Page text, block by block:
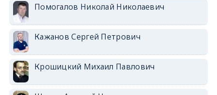
Помогалов Николай Николаевич
Кажанов Сергей Петрович
Крошицкий Михаил Павлович